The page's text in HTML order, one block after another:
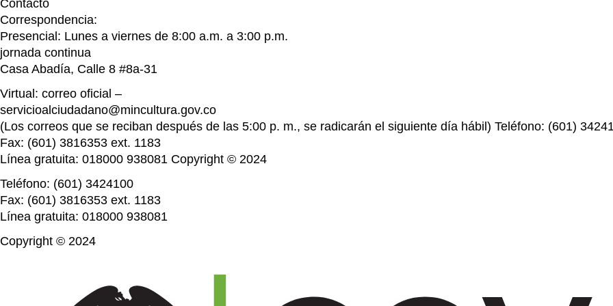
Contacto
Correspondencia:
Presencial: Lunes a viernes de 8:00 a.m. a 3:00 p.m.
jornada continua
Casa Abadía, Calle 8 #8a-31
Virtual: correo oficial –
servicioalciudadano@mincultura.gov.co
(Los correos que se reciban después de las 5:00 p. m., se radicarán el siguiente día hábil) Teléfono: (601)
Fax: (601) 3816353 ext. 1183
Línea gratuita: 018000 938081 Copyright © 2024
Teléfono: (601) 3424100
Fax: (601) 3816353 ext. 1183
Línea gratuita: 018000 938081
Copyright © 2024